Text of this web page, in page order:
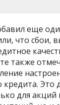
еще
что сбои,
также
кредита. Это
для акций